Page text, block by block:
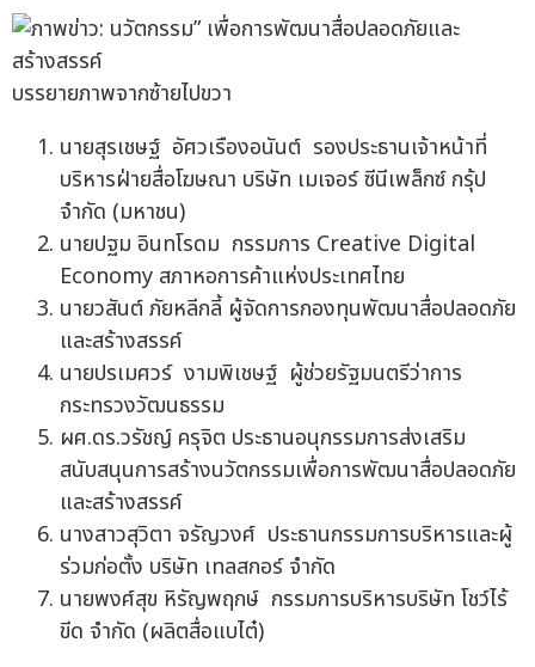
บรรยายภาพจากซ้ายไปขวา
นายสุรเชษฐ์ อัศวเรืองอนันต์ รองประธานเจ้าหน้าที่
บริหารฝ่ายสื่อโฆษณา บริษัท เมเจอร์ ซีนีเพล็กซ์ กรุ้ป
จำกัด (มหาชน)
นายปฐม อินทโรดม กรรมการ Creative Digital
Economy สภาหอการค้าแห่งประเทศไทย
นายวสันต์ ภัยหลีกลี้ ผู้จัดการกองทุนพัฒนาสื่อปลอดภัย
และสร้างสรรค์
นายปรเมศวร์ งามพิเชษฐ์ ผู้ช่วยรัฐมนตรีว่าการ
กระทรวงวัฒนธรรม
ผศ.ดร.วรัชญ์ ครุจิต ประธานอนุกรรมการส่งเสริม
สนับสนุนการสร้างนวัตกรรมเพื่อการพัฒนาสื่อปลอดภัย
และสร้างสรรค์
นางสาวสุวิตา จรัญวงศ์ ประธานกรรมการบริหารและผู้
ร่วมก่อตั้ง บริษัท เทลสกอร์ จำกัด
นายพงศ์สุข หิรัญพฤกษ์ กรรมการบริหารบริษัท โชว์ไร้
ขีด จำกัด (ผลิตสื่อแบไต๋)